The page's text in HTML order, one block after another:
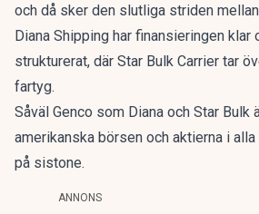
och då sker den slutliga striden
Diana Shipping har finansieringen klar
strukturerat, där Star Bulk Carrier tar
fartyg.
Såväl Genco som Diana och Star Bulk
amerikanska börsen och aktierna i
på sistone.
ANNONS